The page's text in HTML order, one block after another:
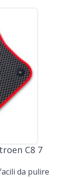
C8 7
da pulire